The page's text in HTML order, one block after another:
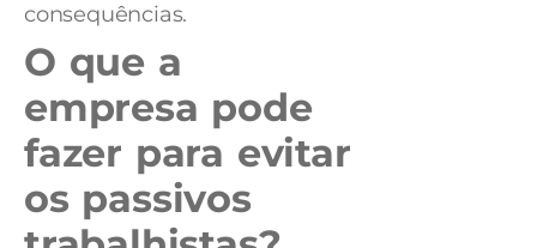
consequências.
O que a
empresa pode
fazer para evitar
os passivos